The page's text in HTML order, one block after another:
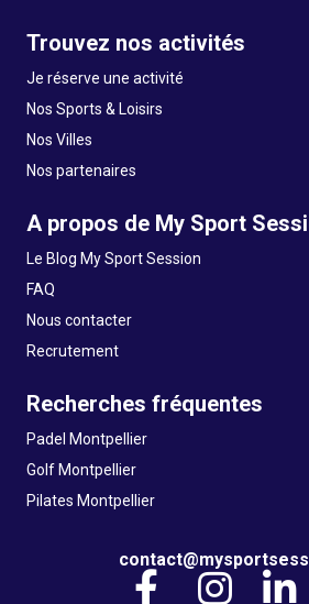
Trouvez nos activités
Je réserve une activité
Nos Sports & Loisirs
Nos Villes
Nos partenaires
A propos de My Sport
Le Blog My Sport Session
FAQ
Nous contacter
Recrutement
Recherches fréquentes
Padel Montpellier
Golf Montpellier
Pilates Montpellier